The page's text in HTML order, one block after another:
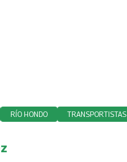
RÍO HONDO TRANSPORTISTAS